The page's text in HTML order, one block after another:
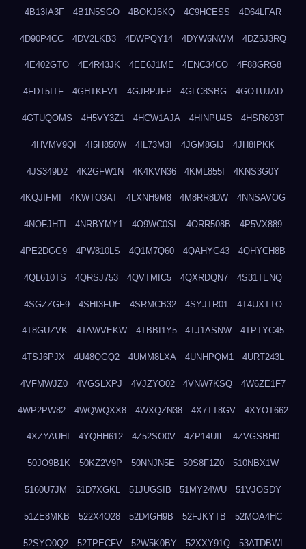
4B13IA3F 4B1N5SGO 4BOKJ6KQ 4C9HCESS 4D64LFAR
4D90P4CC 4DV2LKB3 4DWPQY14 4DYW6NWM 4DZ5J3RQ
4E402GTO 4E4R43JK 4EE6J1ME 4ENC34CO 4F88GRG8
4FDT5ITF 4GHTKFV1 4GJRPJFP 4GLC8SBG 4GOTUJAD
4GTUQOMS 4H5VY3Z1 4HCW1AJA 4HINPU4S 4HSR603T
4HVMV9QI 4I5H850W 4IL73M3I 4JGM8GIJ 4JH8IPKK
4JS349D2 4K2GFW1N 4K4KVN36 4KML855I 4KNS3G0Y
4KQJIFMI 4KWTO3AT 4LXNH9M8 4M8RR8DW 4NNSAVOG
4NOFJHTI 4NRBYMY1 4O9WC0SL 4ORR508B 4P5VX889
4PE2DGG9 4PW810LS 4Q1M7Q60 4QAHYG43 4QHYCH8B
4QL610TS 4QRSJ753 4QVTMIC5 4QXRDQN7 4S31TENQ
4SGZZGF9 4SHI3FUE 4SRMCB32 4SYJTR01 4T4UXTTO
4T8GUZVK 4TAWVEKW 4TBBI1Y5 4TJ1ASNW 4TPTYC45
4TSJ6PJX 4U48QGQ2 4UMM8LXA 4UNHPQM1 4URT243L
4VFMWJZ0 4VGSLXPJ 4VJZYO02 4VNW7KSQ 4W6ZE1F7
4WP2PW82 4WQWQXX8 4WXQZN38 4X7TT8GV 4XYOT662
4XZYAUHI 4YQHH612 4Z52SO0V 4ZP14UIL 4ZVGSBH0
50JO9B1K 50KZ2V9P 50NNJN5E 50S8F1Z0 510NBX1W
5160U7JM 51D7XGKL 51JUGSIB 51MY24WU 51VJOSDY
51ZE8MKB 522X4O28 52D4GH9B 52FJKYTB 52MOA4HC
52SYO0Q2 52TPECFV 52W5K0BY 52XXY91Q 53ATDBWI